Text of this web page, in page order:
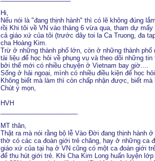
Hi,
Nếu nói là "đang thịnh hành" thì có lẽ không đúng
rồị Khi tôi về VN vào tháng 6 vừa qua, tham dự
cả giáo xứ của tôi (trước dây toi la Ca Truong, đa
cha Hoàng Kim.
Trừ ở những thành phố lớn, còn ở những thành
tài liệu để học hỏi về phụng vụ và theo dõi những
bởi thế mới có nhiều chuyện ở Vietnam bay giờ....
Sống ở hải ngoại, mình có nhiều điều kiện để học
Không biết mà làm thì còn chấp nhận được, biết
Chút ý mọn,
HVH
MT thân,
Thật ra mà nói rằng bộ lễ Vào Đời đang thịnh hành
thờ có các ca đoàn giới trẻ chăng, hay ở những ca
giáo xứ của tại hạ ở VN cũng có một ca đoàn giới
để thu hút giới trẻ. Khi Cha Kim Long huấn luyện